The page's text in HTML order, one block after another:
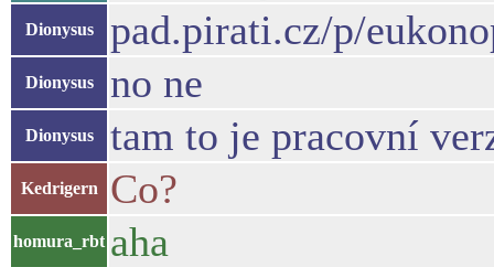
Dionysus pad.pirati.cz/p/
Dionysus no ne
Dionysus tam to je pracovní
Kedrigern Co?
homura_rbt aha